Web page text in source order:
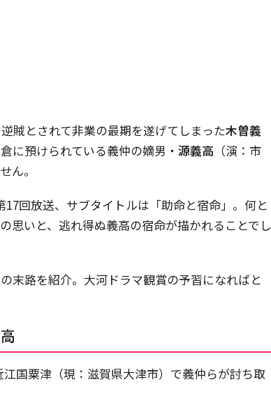
賊とされて非業の最期を遂げてしまった木曽義
に預けられている義仲の嫡男・ 源義高 （演：市
ん。
17回放送、サブタイトルは「助命と宿命」。何と
思いと、逃れ得ぬ義高の宿命が描かれることでし
末路を紹介。大河ドラマ観賞の予習になればと
国粟津（現：滋賀県大津市）で義仲らが討ち取